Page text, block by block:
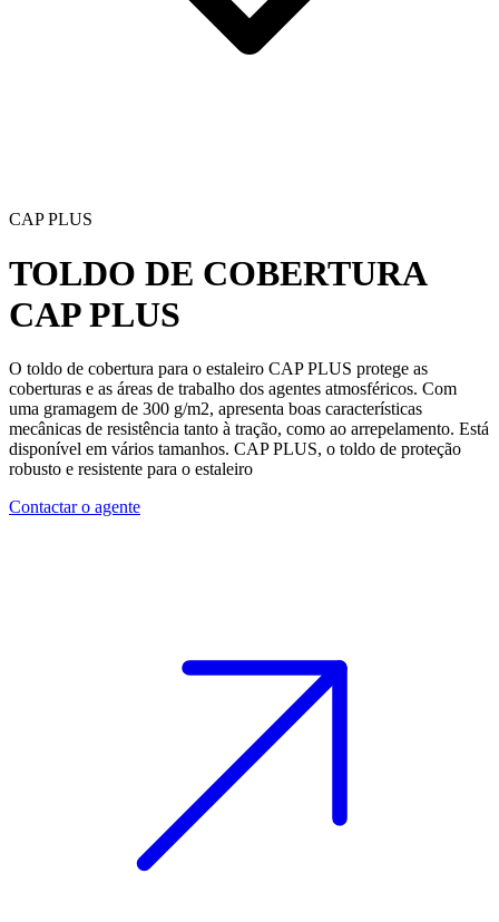
CAP PLUS
TOLDO DE COBERTURA
CAP PLUS
O toldo de cobertura para o estaleiro CAP PLUS protege as
coberturas e as áreas de trabalho dos agentes atmosféricos. Com
uma gramagem de 300 g/m2, apresenta boas características
mecânicas de resistência tanto à tração, como ao arrepelamento. Está
disponível em vários tamanhos. CAP PLUS, o toldo de proteção
robusto e resistente para o estaleiro
Contactar o agente